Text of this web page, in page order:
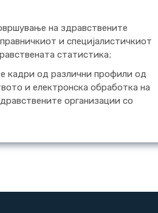
на здравствените
и специјалистичкиот
статистика;
кадри од различни профили од
и електронска обработка на
организации со